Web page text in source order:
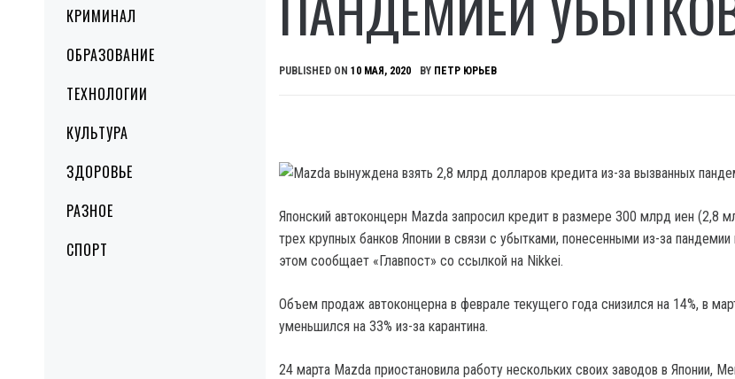
КРИМИНАЛ
ОБРАЗОВАНИЕ
ТЕХНОЛОГИИ
КУЛЬТУРА
ЗДОРОВЬЕ
РАЗНОЕ
СПОРТ
PUBLISHED ON 10 МАЯ, 2020 BY ПЕТР ЮРЬЕВ
Японский автоконцерн Mazda запросил кредит в размере 300 млрд иен (2,8
трех крупных банков Японии в связи с убытками, понесенными из-за пандемии
этом сообщает «Главпост» со ссылкой на Nikkei.
Объем продаж автоконцерна в феврале текущего года снизился на 14%, в
уменьшился на 33% из-за карантина.
24 марта Mazda приостановила работу нескольких своих заводов в Японии,